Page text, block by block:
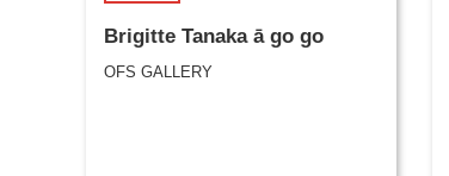
Brigitte Tanaka ā go go
OFS GALLERY